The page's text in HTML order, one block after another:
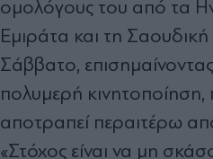
ομολόγους του από τα
Εμιράτα και τη Σαουδική
Σάββατο,
πολυμερή κινητοποίηση,
αποτραπεί περαιτέρω
«Στόχος είναι να μη